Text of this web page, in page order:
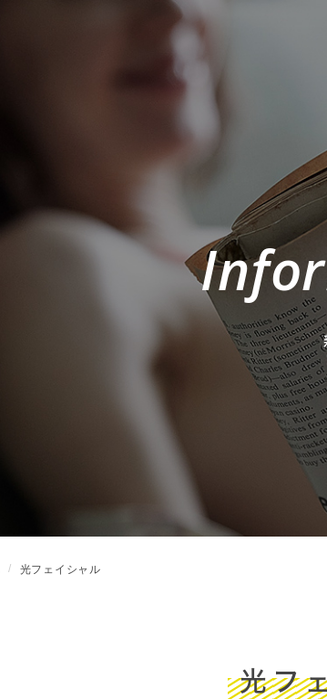
光フェイシャル
光フ